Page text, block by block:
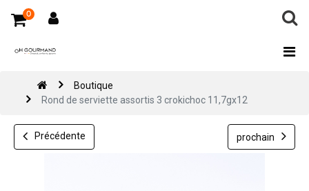
0
Boutique
Rond de serviette assortis 3 crokichoc 11,7gx12
Précédente prochain